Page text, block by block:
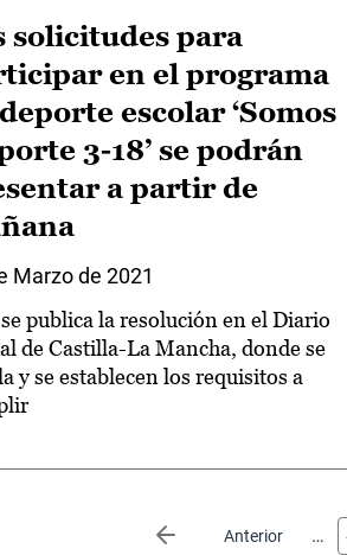
solicitudes para
en el programa
escolar ‘Somos
3-18’ se podrán
a partir de
Marzo de 2021
publica la resolución en el Diario
de Castilla-La Mancha, donde se
y se establecen los requisitos a
Anterior
Página anterior …